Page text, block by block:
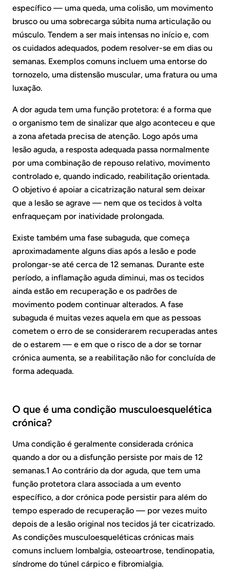
específico — uma queda, uma colisão, um movimento
brusco ou uma sobrecarga súbita numa articulação ou
músculo. Tendem a ser mais intensas no início e, com
os cuidados adequados, podem resolver-se em dias ou
semanas. Exemplos comuns incluem uma entorse do
tornozelo, uma distensão muscular, uma fratura ou uma
luxação.
A dor aguda tem uma função protetora: é a forma que
o organismo tem de sinalizar que algo aconteceu e que
a zona afetada precisa de atenção. Logo após uma
lesão aguda, a resposta adequada passa normalmente
por uma combinação de repouso relativo, movimento
controlado e, quando indicado, reabilitação orientada.
O objetivo é apoiar a cicatrização natural sem deixar
que a lesão se agrave — nem que os tecidos à volta
enfraqueçam por inatividade prolongada.
Existe também uma fase subaguda, que começa
aproximadamente alguns dias após a lesão e pode
prolongar-se até cerca de 12 semanas. Durante este
período, a inflamação aguda diminui, mas os tecidos
ainda estão em recuperação e os padrões de
movimento podem continuar alterados. A fase
subaguda é muitas vezes aquela em que as pessoas
cometem o erro de se considerarem recuperadas antes
de o estarem — e em que o risco de a dor se tornar
crónica aumenta, se a reabilitação não for concluída de
forma adequada.
O que é uma condição musculoesquelética
crónica?
Uma condição é geralmente considerada crónica
quando a dor ou a disfunção persiste por mais de 12
semanas.1 Ao contrário da dor aguda, que tem uma
função protetora clara associada a um evento
específico, a dor crónica pode persistir para além do
tempo esperado de recuperação — por vezes muito
depois de a lesão original nos tecidos já ter cicatrizado.
As condições musculoesqueléticas crónicas mais
comuns incluem lombalgia, osteoartrose, tendinopatia,
síndrome do túnel cárpico e fibromialgia.